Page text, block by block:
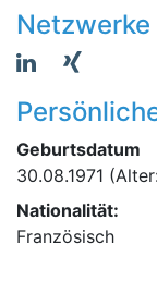
Netzwerke
Geburtsdatum
30.08.1971
Nationalität:
Französisch